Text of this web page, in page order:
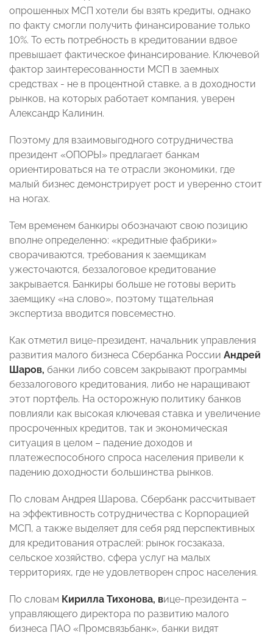
опрошенных МСП хотели бы взять кредиты, однако
по факту смогли получить финансирование только
10%. То есть потребность в кредитовании вдвое
превышает фактическое финансирование. Ключевой
фактор заинтересованности МСП в заемных
средствах - не в процентной ставке, а в доходности
рынков, на которых работает компания, уверен
Александр Калинин.
Поэтому для взаимовыгодного сотрудничества
президент «ОПОРЫ» предлагает банкам
ориентироваться на те отрасли экономики, где
малый бизнес демонстрирует рост и уверенно стоит
на ногах.
Тем временем банкиры обозначают свою позицию
вполне определенно: «кредитные фабрики»
сворачиваются, требования к заемщикам
ужесточаются, беззалоговое кредитование
закрывается. Банкиры больше не готовы верить
заемщику «на слово», поэтому тщательная
экспертиза вводится повсеместно.
Как отметил вице-президент, начальник управления
развития малого бизнеса Сбербанка России Андрей
Шаров, банки либо совсем закрывают программы
беззалогового кредитования, либо не наращивают
этот портфель. На осторожную политику банков
повлияли как высокая ключевая ставка и увеличение
просроченных кредитов, так и экономическая
ситуация в целом – падение доходов и
платежеспособного спроса населения привели к
падению доходности большинства рынков.
По словам Андрея Шарова, Сбербанк рассчитывает
на эффективность сотрудничества с Корпорацией
МСП, а также выделяет для себя ряд перспективных
для кредитования отраслей: рынок госзаказа,
сельское хозяйство, сфера услуг на малых
территориях, где не удовлетворен спрос населения.
По словам Кирилла Тихонова, вице-президента –
управляющего директора по развитию малого
бизнеса ПАО «Промсвязьбанк», банки видят